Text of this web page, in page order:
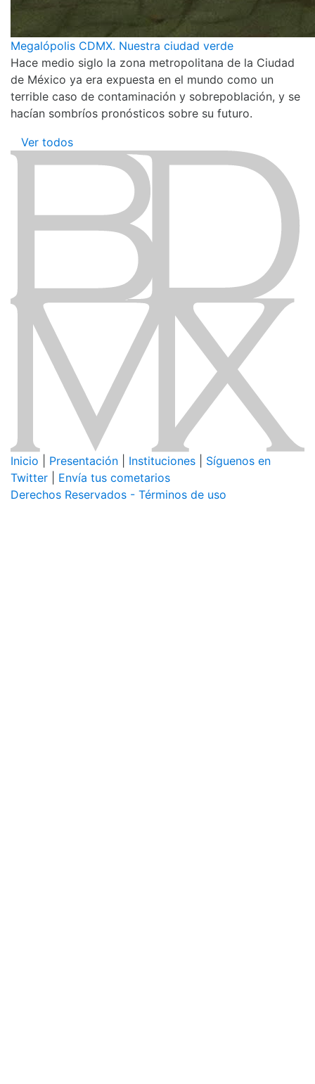
Megalópolis CDMX. Nuestra ciudad verde
Hace medio siglo la zona metropolitana de la Ciudad
de México ya era expuesta en el mundo como un
terrible caso de contaminación y sobrepoblación, y se
hacían sombríos pronósticos sobre su futuro.
Ver todos
Inicio Presentación Instituciones
Síguenos en
Twitter
Envía tus cometarios
Derechos Reservados - Términos de uso